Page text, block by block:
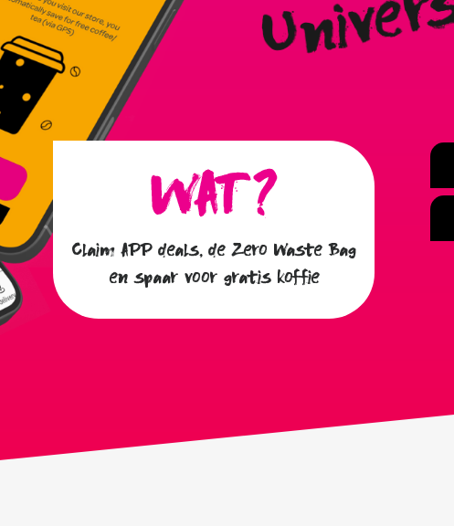
Claim APP deals, de Zero Waste Bag
en spaar voor gratis koffie